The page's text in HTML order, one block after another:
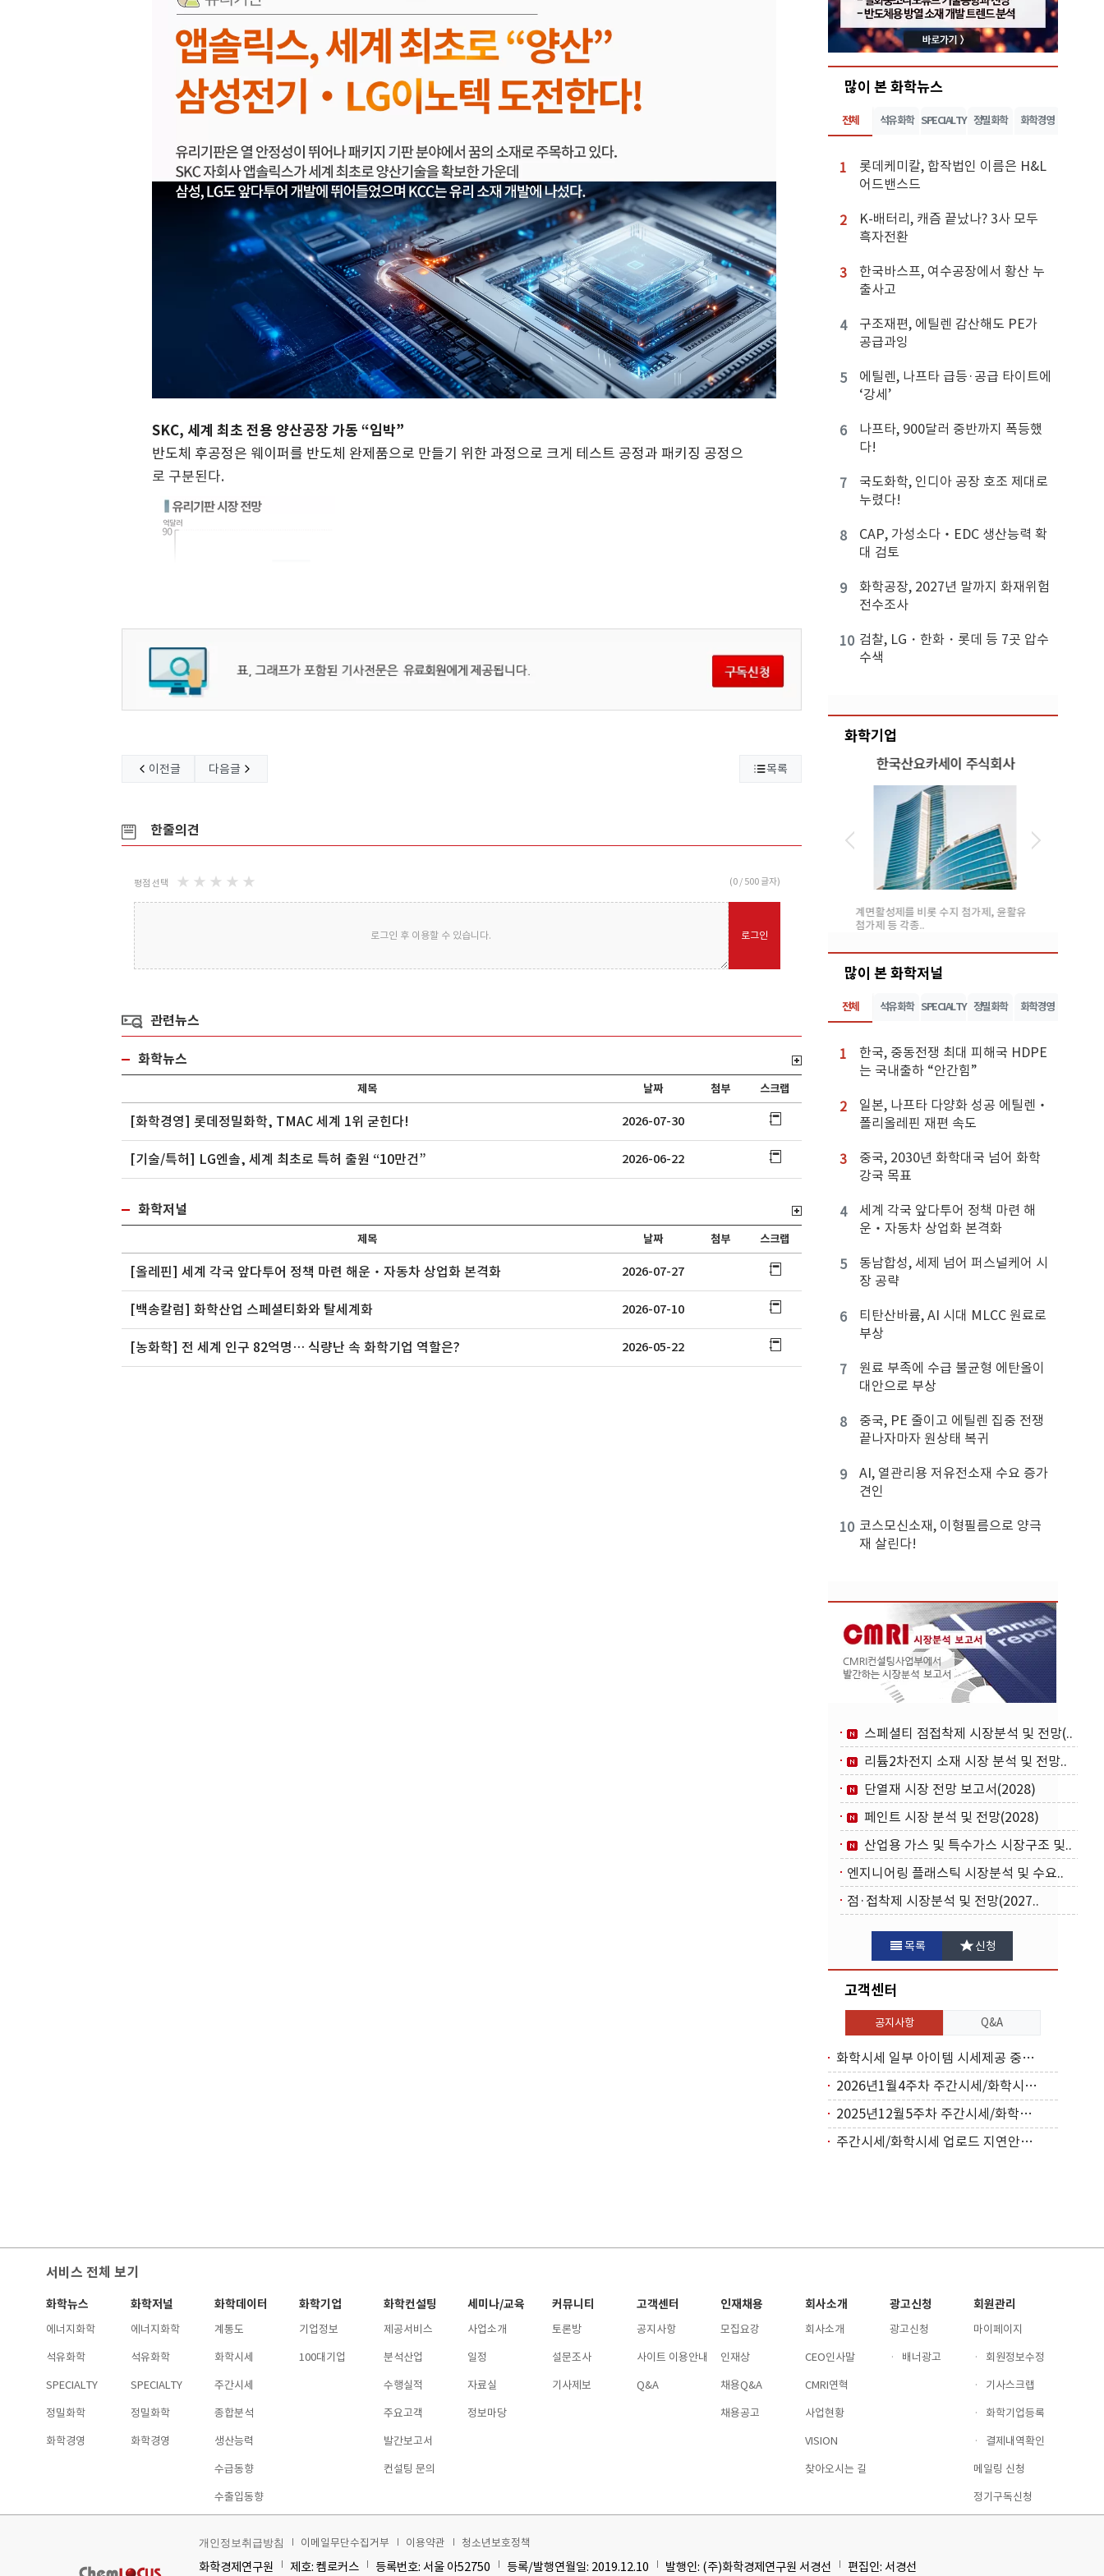
SKC, 세계 최초 전용 양산공장 가동 “임박”
반도체 후공정은 웨이퍼를 반도체 완제품으로 만들기 위한 과정으로 크게 테스트 공정과 패키징 공정으
로 구분된다.
이전글 다음글 목록
한줄의견
평점 선택 ★ ★ ★ ★ ★ (0/ 500 글자)
로그인 후 이용할 수 있습니다. 로그인
관련뉴스
화학뉴스
제목 날짜 첨부 스크랩
[화학경영] 롯데정밀화학, TMAC 세계 1위 굳힌다! 2026-07-30
[기술/특허] LG엔솔, 세계 최초로 특허 출원 “10만건” 2026-06-22
화학저널
제목 날짜 첨부 스크랩
[올레핀] 세계 각국 앞다투어 정책 마련 해운‧자동차 상업화 본격화 2026-07-27
[백송칼럼] 화학산업 스페셜티화와 탈세계화 2026-07-10
[농화학] 전 세계 인구 82억명… 식량난 속 화학기업 역할은? 2026-05-22
많이 본 화학뉴스
전체 석유화학 SPECIALTY 정밀화학 화학경영
1
롯데케미칼, 합작법인 이름은 H&L
어드밴스드
2
K-배터리, 캐즘 끝났나? 3사 모두
흑자전환
3
한국바스프, 여수공장에서 황산 누
출사고
4
구조재편, 에틸렌 감산해도 PE가
공급과잉
5
에틸렌, 나프타 급등·공급 타이트에
‘강세’
6
나프타, 900달러 중반까지 폭등했
다!
7
국도화학, 인디아 공장 호조 제대로
누렸다!
8
CAP, 가성소다‧EDC 생산능력 확
대 검토
9
화학공장, 2027년 말까지 화재위험
전수조사
10 검찰, LG・한화・롯데 등 7곳 압수
수색
화학기업
나노실리칸첨단소재
2007년 설립이후 나노 신소재 개발 및 양
금호석유화학
1970년 설립된 금호석유화학은 세계 최
한국산요카세이 주식회사
계면활성제를 비롯 수지 첨가제, 윤활유
첨가제 등 각종..
많이 본 화학저널
전체 석유화학 SPECIALTY 정밀화학 화학경영
1
한국, 중동전쟁 최대 피해국 HDPE
는 국내출하 “안간힘”
2
일본, 나프타 다양화 성공 에틸렌‧
폴리올레핀 재편 속도
3
중국, 2030년 화학대국 넘어 화학
강국 목표
4
세계 각국 앞다투어 정책 마련 해
운‧자동차 상업화 본격화
5
동남합성, 세제 넘어 퍼스널케어 시
장 공략
6
티탄산바륨, AI 시대 MLCC 원료로
부상
7
원료 부족에 수급 불균형 에탄올이
대안으로 부상
8
중국, PE 줄이고 에틸렌 집중 전쟁
끝나자마자 원상태 복귀
9
AI, 열관리용 저유전소재 수요 증가
견인
10 코스모신소재, 이형필름으로 양극
재 살린다!
스페셜티 점접착제 시장분석 및 전망(..
리튬2차전지 소재 시장 분석 및 전망..
단열재 시장 전망 보고서(2028)
페인트 시장 분석 및 전망(2028)
산업용 가스 및 특수가스 시장구조 및..
엔지니어링 플래스틱 시장분석 및 수요..
점·접착제 시장분석 및 전망(2027..
목록 신청
고객센터
공지사항 Q&A
화학시세 일부 아이템 시세제공 중단(2026..
2026년1월4주차 주간시세/화학시세 업로드..
2025년12월5주차 주간시세/화학시세 업로..
주간시세/화학시세 업로드 지연안내(2025년..
서비스 전체 보기
화학뉴스
에너지화학
석유화학
SPECIALTY
정밀화학
화학경영
화학저널
에너지화학
석유화학
SPECIALTY
정밀화학
화학경영
화학데이터
계통도
화학시세
주간시세
종합분석
생산능력
수급동향
수출입동향
화학기업
기업정보
100대기업
화학컨설팅
제공서비스
분석산업
수행실적
주요고객
발간보고서
컨설팅 문의
세미나/교육
사업소개
일정
자료실
정보마당
커뮤니티
토론방
설문조사
기사제보
고객센터
공지사항
사이트 이용안내
Q&A
인재채용
모집요강
인재상
채용Q&A
채용공고
회사소개
회사소개
CEO인사말
CMRI연혁
사업현황
VISION
찾아오시는 길
광고신청
광고신청
·
배너광고
회원관리
마이페이지
·
회원정보수정
·
기사스크랩
·
화학기업등록
·
결제내역확인
메일링 신청
정기구독신청
개인정보취급방침 이메일무단수집거부 이용약관 청소년보호정책
화학경제연구원 제호: 켐로커스 등록번호: 서울 아52750 등록/발행연월일: 2019.12.10 발행인: (주)화학경제연구원 서경선 편집인: 서경선